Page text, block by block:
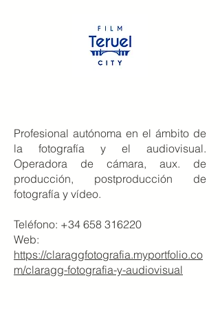
Profesional autónoma en el ámbito de
la fotografía y el audiovisual.
Operadora de cámara, aux. de
producción, postproducción de
fotografía y vídeo.
Teléfono: +34 658 316220
Web:
https://claraggfotografia.myportfolio.co
m/claragg-fotografia-y-audiovisual